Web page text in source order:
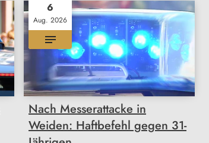
6
Aug. 2026
Nach Messerattacke in
Weiden: Haftbefehl gegen 31-